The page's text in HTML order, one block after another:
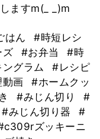
ますm(_ _)m
はん
#時短レシ
ズ #お弁当
#時
グラム
#レシピ
画
#ホームクッ
#みじん切り
#
#みじん切り器
#
ズッキーニ